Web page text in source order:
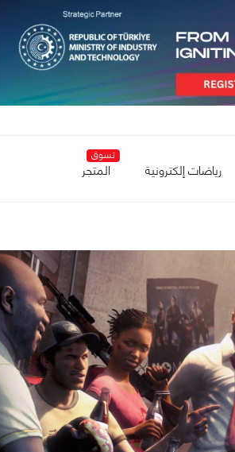
رياضات إلكترونية
تسوق
المتجر